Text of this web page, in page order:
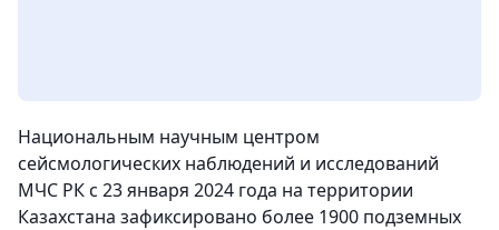
Национальным научным центром
сейсмологических наблюдений и исследований
МЧС РК с 23 января 2024 года на территории
Казахстана зафиксировано более 1900 подземных